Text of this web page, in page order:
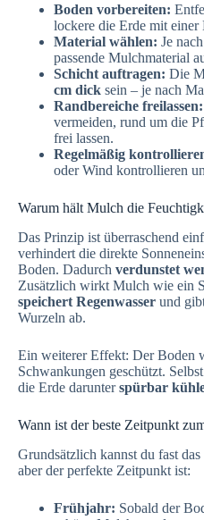
Boden vorbereiten:
lockere die Erde mit einer
Material wählen: Je
passende Mulchmaterial
Schicht auftragen: Die
cm dick sein – je nach
Randbereiche freilassen:
vermeiden, rund um die
frei lassen.
Regelmäßig
oder Wind kontrollieren
Warum hält Mulch die
Das Prinzip ist überraschend
verhindert die direkte
Boden. Dadurch verdunstet
Zusätzlich wirkt Mulch wie ein
speichert Regenwasser und
Wurzeln ab.
Ein weiterer Effekt: Der Boden
Schwankungen geschützt.
die Erde darunterspürbar
Wann ist der beste Zeitpunkt
Grundsätzlich kannst du fast
aber der perfekte Zeitpunkt ist:
Frühjahr: Sobald der